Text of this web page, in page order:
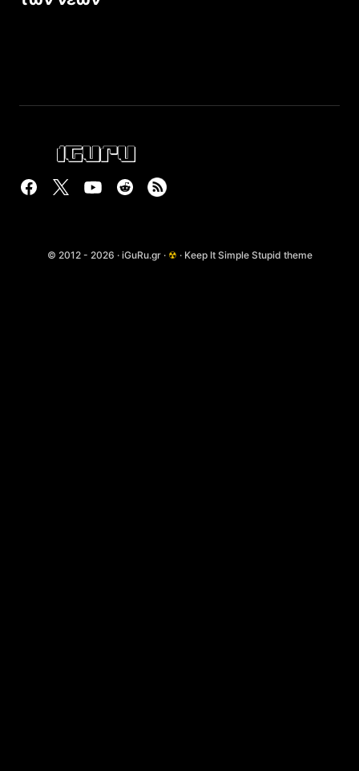
© 2012 - 2026 · iGuRu.gr · ☢ · Keep It Simple Stupid theme